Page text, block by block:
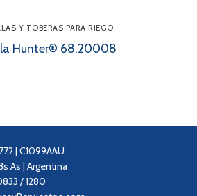
Y TOBERAS PARA RIEGO
Hunter® 68.20008
| C1099AAU
As | Argentina
/ 1280